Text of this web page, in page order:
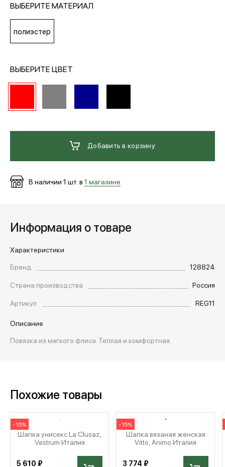
МЕДИА
Вход в личный кабинет
ВЫБЕРИТЕ МАТЕРИАЛ
полиэстер
ВЫБЕРИТЕ ЦВЕТ
Добавить в корзину
В наличии 1 шт. в 1 магазине
Информация о товаре
Характеристики
Бренд
128824
Страна производства
Россия
Артикул
REG11
Описание
Повязка из мягкого флиса. Теплая и комфортная.
Похожие товары
-15%
Шапка унисекс La Clusaz,
Vestrum Италия
5 610 ₽
-15%
Шапка вязаная женская
Vitto, Animo Италия
3 774 ₽